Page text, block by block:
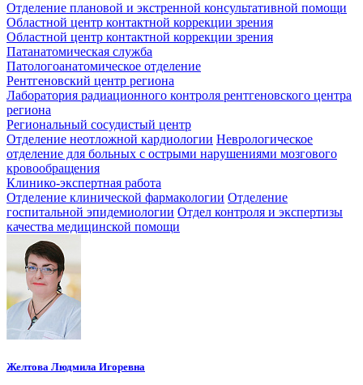
Отделение плановой и экстренной консультативной помощи
Областной центр контактной коррекции зрения
Областной центр контактной коррекции зрения
Патанатомическая служба
Патологоанатомическое отделение
Рентгеновский центр региона
Лаборатория радиационного контроля рентгеновского центра
региона
Региональный сосудистый центр
Отделение неотложной кардиологии Неврологическое
отделение для больных с острыми нарушениями мозгового
кровообращения
Клинико-экспертная работа
Отделение клинической фармакологии Отделение
госпитальной эпидемиологии Отдел контроля и экспертизы
качества медицинской помощи
Желтова Людмила Игоревна